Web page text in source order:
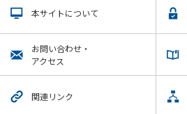
本サイトについて
お問い合わせ・
アクセス
関連リンク